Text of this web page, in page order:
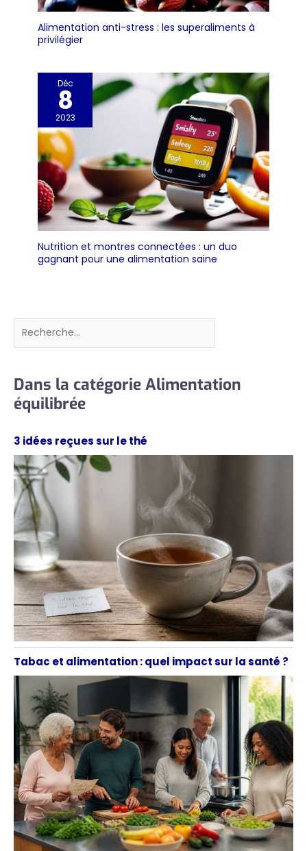
Alimentation anti-stress : les superaliments à
privilégier
Déc
8
2023
Nutrition et montres connectées : un duo
gagnant pour une alimentation saine
Rechercher
Dans la catégorie Alimentation
équilibrée
3 idées reçues sur le thé
Tabac et alimentation : quel impact sur la santé ?